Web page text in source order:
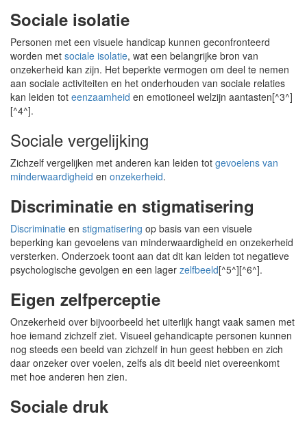
Sociale isolatie
Personen met een visuele handicap kunnen geconfronteerd
worden met sociale isolatie, wat een belangrijke bron van
onzekerheid kan zijn. Het beperkte vermogen om deel te nemen
aan sociale activiteiten en het onderhouden van sociale relaties
kan leiden tot eenzaamheid en emotioneel welzijn aantasten[^3^]
[^4^].
Sociale vergelijking
Zichzelf vergelijken met anderen kan leiden tot gevoelens van
minderwaardigheid en onzekerheid.
Discriminatie en stigmatisering
Discriminatie en stigmatisering op basis van een visuele
beperking kan gevoelens van minderwaardigheid en onzekerheid
versterken. Onderzoek toont aan dat dit kan leiden tot negatieve
psychologische gevolgen en een lager zelfbeeld[^5^][^6^].
Eigen zelfperceptie
Onzekerheid over bijvoorbeeld het uiterlijk hangt vaak samen met
hoe iemand zichzelf ziet. Visueel gehandicapte personen kunnen
nog steeds een beeld van zichzelf in hun geest hebben en zich
daar onzeker over voelen, zelfs als dit beeld niet overeenkomt
met hoe anderen hen zien.
Sociale druk